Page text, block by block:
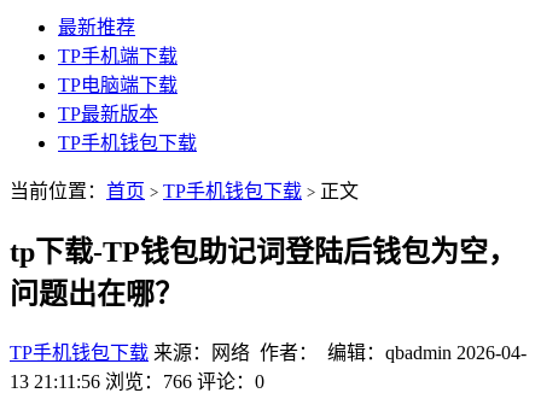
最新推荐
TP手机端下载
TP电脑端下载
TP最新版本
TP手机钱包下载
当前位置： 首页 > TP手机钱包下载 > 正文
tp下载-TP钱包助记词登陆后钱包为空，
问题出在哪？
TP手机钱包下载 来源：网络 作者： 编辑：qbadmin 2026-04-
13 21:11:56 浏览：766 评论：0